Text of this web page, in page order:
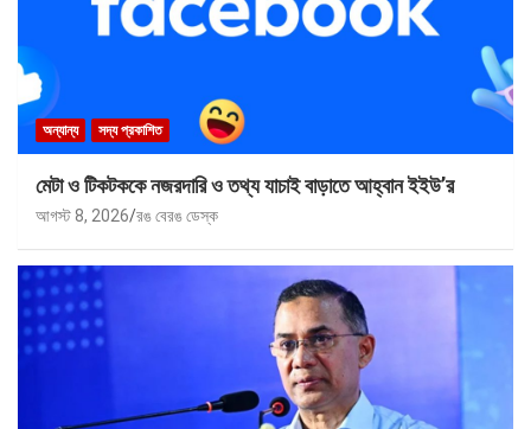
অন্যান্য সদ্য প্রকাশিত
মেটা ও টিকটককে নজরদারি ও তথ্য যাচাই বাড়াতে আহ্বান ইইউ’র
আগস্ট 8, 2026 রঙ বেরঙ ডেস্ক